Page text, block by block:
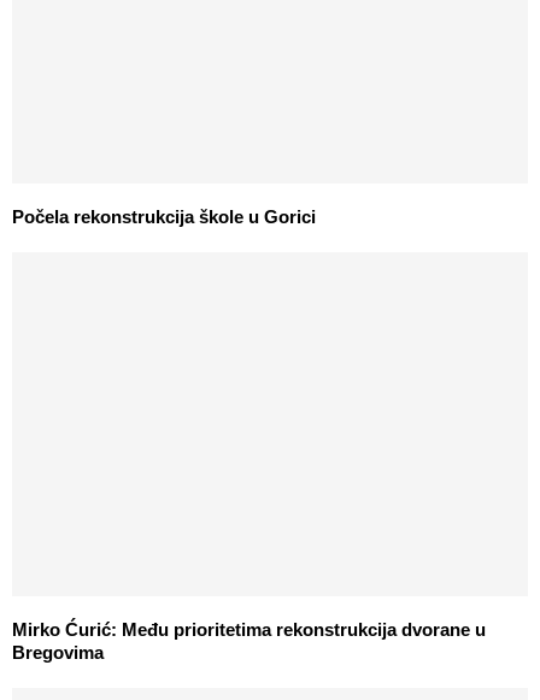
Počela rekonstrukcija škole u Gorici
Mirko Ćurić: Među prioritetima rekonstrukcija dvorane u
Bregovima